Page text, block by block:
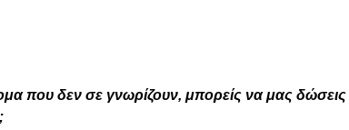
που δεν σε γνωρίζουν, μπορείς να μας